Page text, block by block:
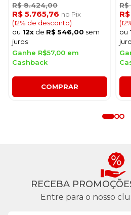
R$ 8.424,00
R$ 5.765,76 no Pix
(12% de desconto)
ou 12x de R$ 546,00 sem
juros
Ganhe R$57,00 em
Cashback
COMPRAR
R$
ou
RECEBA
Entre para o nosso